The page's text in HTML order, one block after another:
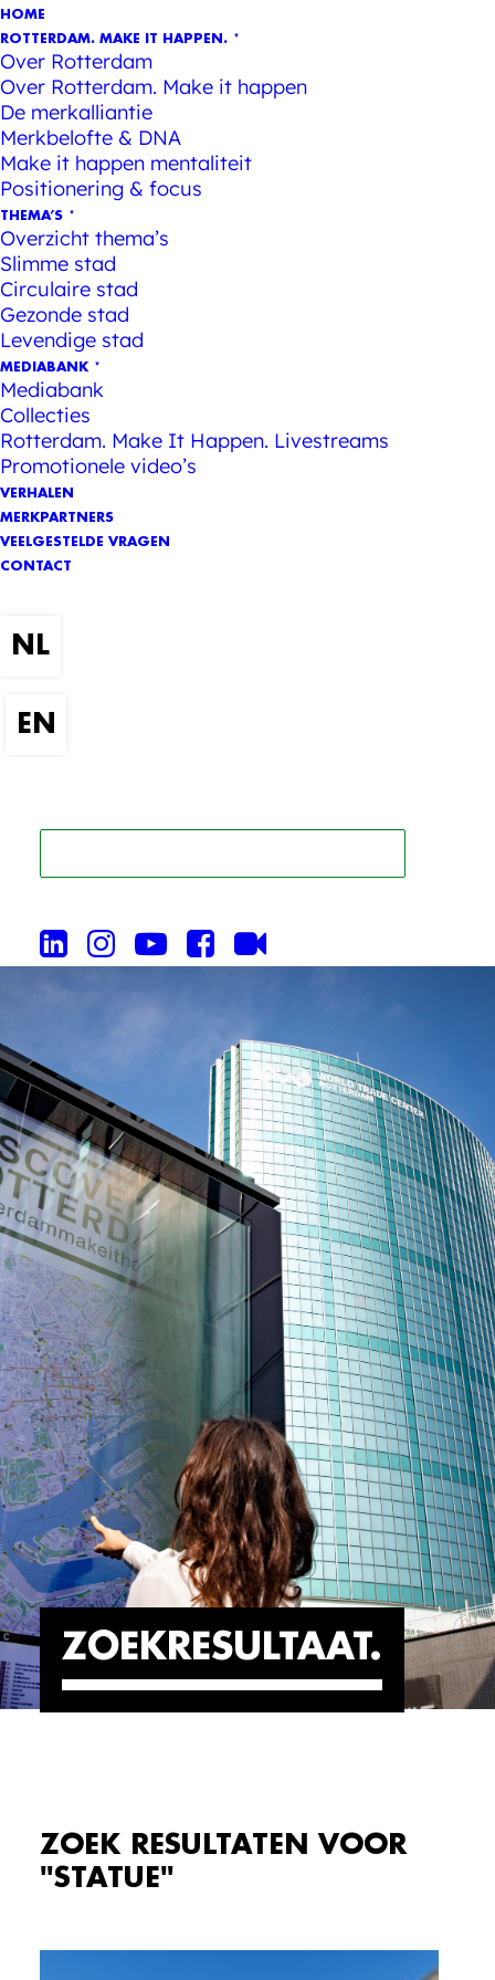
HOME
ROTTERDAM. MAKE IT HAPPEN.
Over Rotterdam
Over Rotterdam. Make it happen
De merkalliantie
Merkbelofte & DNA
Make it happen mentaliteit
Positionering & focus
THEMA’S
Overzicht thema’s
Slimme stad
Circulaire stad
Gezonde stad
Levendige stad
MEDIABANK
Mediabank
Collecties
Rotterdam. Make It Happen. Livestreams
Promotionele video’s
VERHALEN
MERKPARTNERS
VEELGESTELDE VRAGEN
CONTACT
ZOEKRESULTAAT
ZOEK RESULTATEN VOOR
"STATUE"